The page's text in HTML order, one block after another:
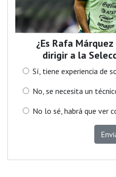
¿Es Rafa
dirigir a la
Sí, tiene experiencia de
No, se necesita un
No lo sé, habrá que ver